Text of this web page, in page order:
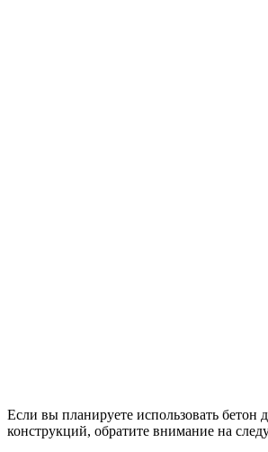
Если вы планируете использовать бетон
конструкций, обратите внимание на